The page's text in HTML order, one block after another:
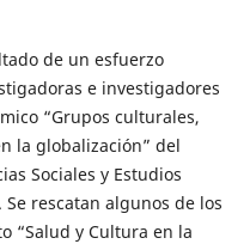
de un esfuerzo
e investigadores
“Grupos culturales,
la globalización” del
Sociales y Estudios
Se rescatan algunos de los
“Salud y Cultura en la